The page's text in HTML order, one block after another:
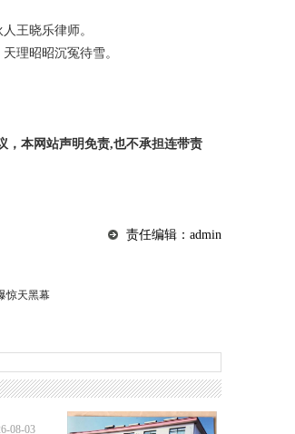
王晓乐律师。
理昭昭沉冤待雪。
，本网站声明免责,也不承担连带责
责任编辑：admin
惊天黑幕
08-03